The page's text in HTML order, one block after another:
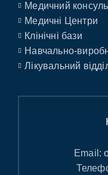
Медичний
Медичні Центри
Клінічні бази
Навчально-
Лікувальний
Email: